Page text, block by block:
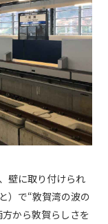
壁に取り付けられ
）で“敦賀湾の波の
から敦賀らしさを